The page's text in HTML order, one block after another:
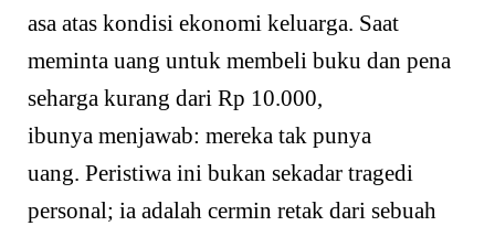
asa atas kondisi ekonomi keluarga. Saat
meminta uang untuk membeli buku dan pena
seharga kurang dari Rp 10.000,
ibunya menjawab: mereka tak punya
uang. Peristiwa ini bukan sekadar tragedi
personal; ia adalah cermin retak dari sebuah